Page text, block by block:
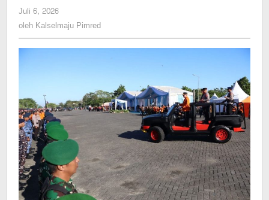
Peralatan
Kondisi
Operasi
Juli 6, 2026
Kalselmaju
Pimred
oleh Kalselmaju Pimred